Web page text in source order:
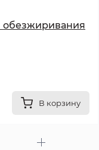
обезжиривания
В корзину